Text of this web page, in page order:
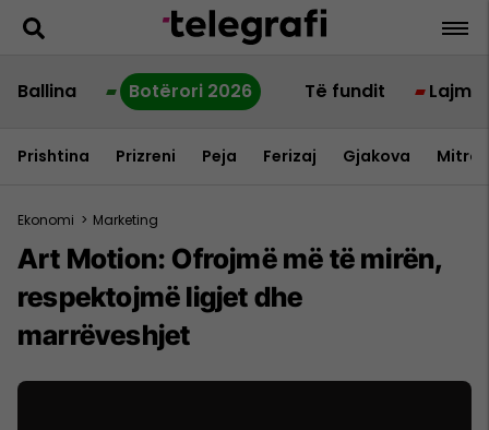
Ballina Botërori 2026 Të fundit Lajme
Prishtina Prizreni Peja Ferizaj Gjakova
Ekonomi > Marketing
Art Motion: Ofrojmë më të mirën,
respektojmë ligjet dhe
marrëveshjet